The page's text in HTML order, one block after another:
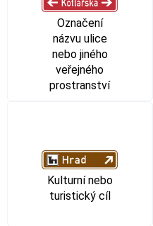
Označení
názvu ulice
nebo jiného
veřejného
prostranství
Kulturní nebo
turistický cíl